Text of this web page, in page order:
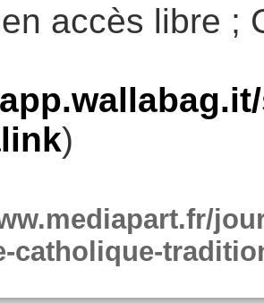
accès libre ;
)
catholique-